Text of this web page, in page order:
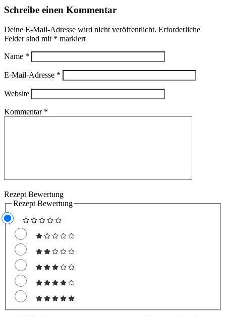
Schreibe einen Kommentar
Deine E-Mail-Adresse wird nicht veröffentlicht. Erforderliche
Felder sind mit * markiert
Name *
E-Mail-Adresse *
Website
Kommentar *
Rezept Bewertung
Rezept Bewertung